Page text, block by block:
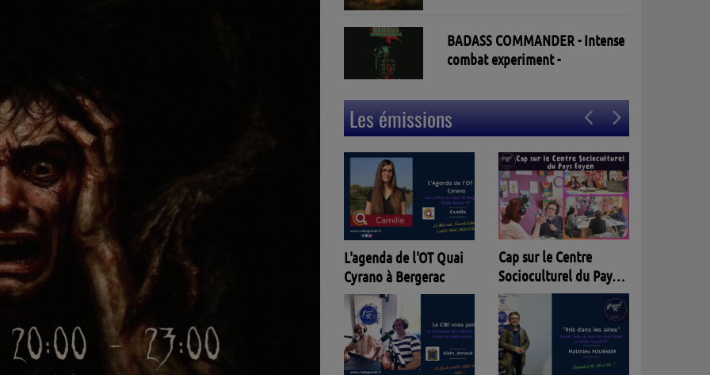
BADASS COMMANDER - Intense
combat experiment -
Les émissions
Cyrano à Bergerac
Cap sur le Centre
Socioculturel du Pays
Foyen
Entracte